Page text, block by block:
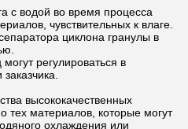
с водой во время процесса
чувствительных к влаге.
циклона гранулы в
регулироваться в
высококачественных
тех материалов, которые могут
охлаждения или